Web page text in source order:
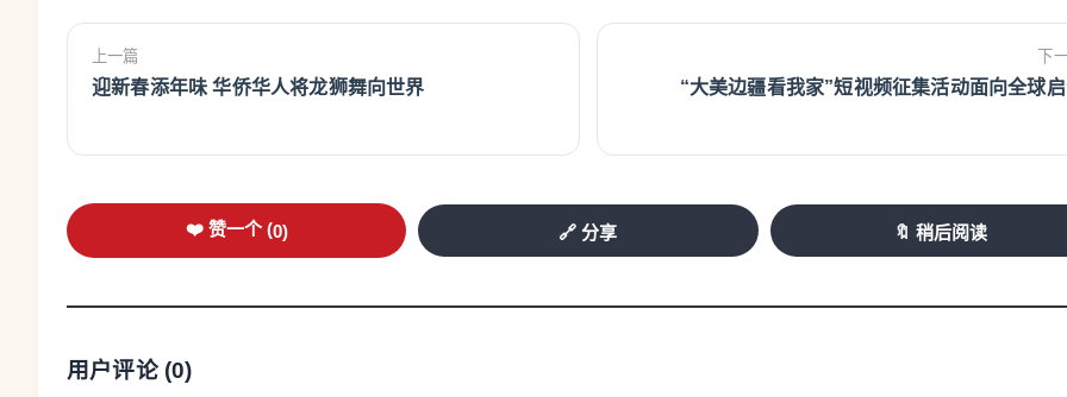
上一篇
迎新春添年味 华侨华人将龙狮舞向世界
下
“大美边疆看我家”短视频征集活动面向全球
❤️ 赞一个 (0) 🔗 分享 🔖 稍后阅读
用户评论 (0)